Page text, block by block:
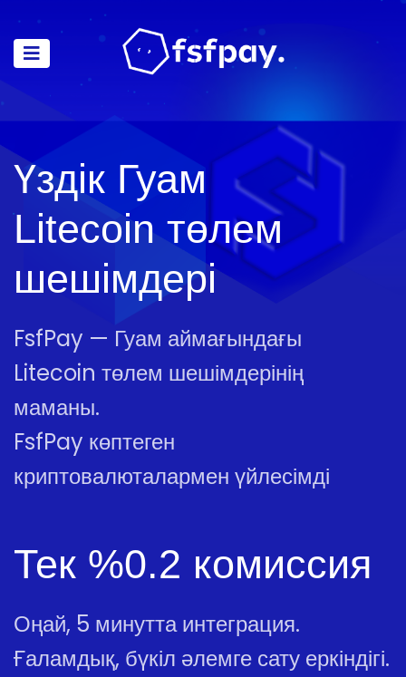
Үздік Гуам
Litecoin төлем
шешімдері
FsfPay — Гуам аймағындағы
Litecoin төлем шешімдерінің
маманы.
FsfPay көптеген
криптовалюталармен үйлесімді
Тек %0.2 комиссия
Оңай, 5 минутта интеграция.
Ғаламдық, бүкіл әлемге сату еркіндігі.